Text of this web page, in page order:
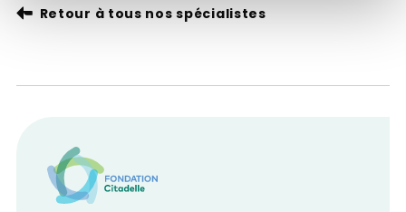
Retour à tous nos spécialistes